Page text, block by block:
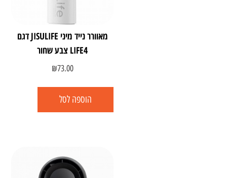
מאוורר נייד מיני JISULIFE דגם
LIFE4 צבע שחור
₪73.00
הוספה לסל